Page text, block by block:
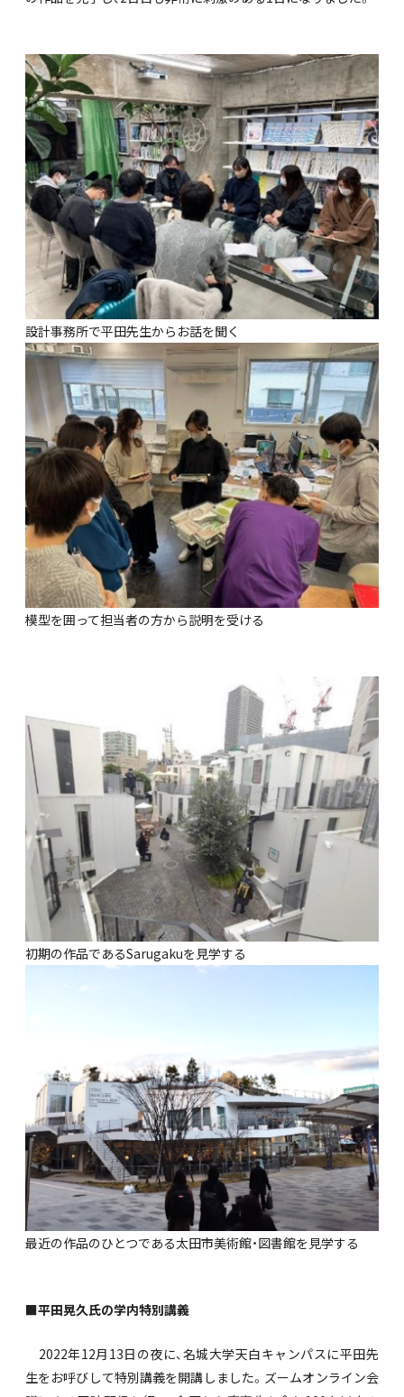
設計事務所で平田先生からお話を聞く
模型を囲って担当者の方から説明を受ける
初期の作品であるSarugakuを見学する
最近の作品のひとつである太田市美術館・図書館を見学する
■平田晃久氏の学内特別講義
2022年12月13日の夜に、名城大学天白キャンパスに平田先
生をお呼びして特別講義を開講しました。ズームオンライン会